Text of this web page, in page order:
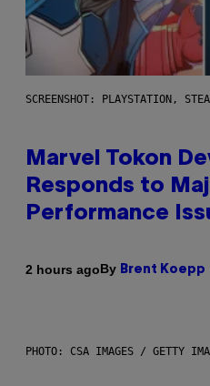
SCREENSHOT: PLAYSTATION,
Marvel Tokon
Responds to
Performance
2 hours agoBy Brent Koepp
PHOTO: CSA IMAGES / GETTY